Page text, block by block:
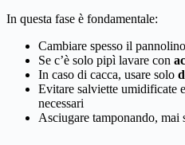
In questa fase è fondamentale:
Cambiare spesso il pannolino
Se c’è solo pipì lavare con
In caso di cacca, usare solo
Evitare salviette umidificate
necessari
Asciugare tamponando, mai